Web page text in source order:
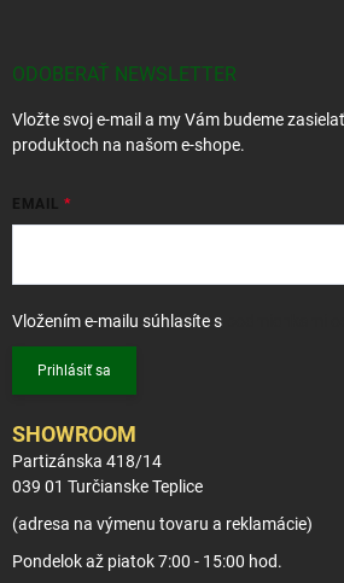
ODOBERAŤ NEWSLETTER
Vložte svoj e-mail a my Vám budeme
produktoch na našom e-shope.
EMAIL
Vložením e-mailu súhlasíte s
Prihlásiť sa
SHOWROOM
Partizánska 418/14
039 01 Turčianske Teplice
(adresa na výmenu tovaru a reklamácie)
Pondelok až piatok 7:00 - 15:00 hod.